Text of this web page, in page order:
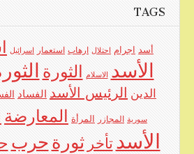
TAGS
أسد اجرام احتلال ارهاب استعمار اسرائيل
الأسد الاسلام الثورة
الدين الرئيس الأسد الفساد
سورية المجازر المرأة المعارضة
الأسد تأخر ثورة حرب